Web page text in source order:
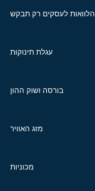
הלוואות לעסקים רק תבקש
עגלת תינוקות
בורסה ושוק ההון
מזג האוויר
מכוניות